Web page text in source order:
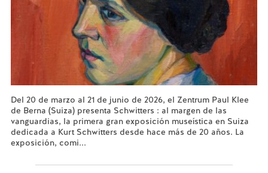
Del 20 de marzo al 21 de junio de 2026, el Zentrum Paul Klee
de Berna (Suiza) presenta Schwitters : al margen de las
vanguardias, la primera gran exposición museística en Suiza
dedicada a Kurt Schwitters desde hace más de 20 años. La
exposición, comi...